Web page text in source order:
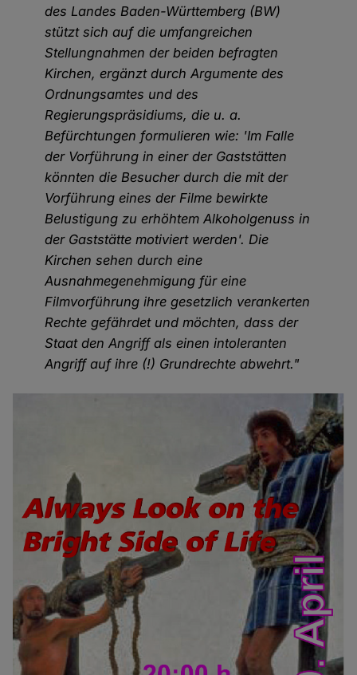
des Landes Baden-Württemberg (BW)
stützt sich auf die umfangreichen
Stellungnahmen der beiden befragten
Kirchen, ergänzt durch Argumente des
Ordnungsamtes und des
Regierungspräsidiums, die u. a.
Befürchtungen formulieren wie: 'Im Falle
der Vorführung in einer der Gaststätten
könnten die Besucher durch die mit der
Vorführung eines der Filme bewirkte
Belustigung zu erhöhtem Alkoholgenuss in
der Gaststätte motiviert werden'. Die
Kirchen sehen durch eine
Ausnahmegenehmigung für eine
Filmvorführung ihre gesetzlich verankerten
Rechte gefährdet und möchten, dass der
Staat den Angriff als einen intoleranten
Angriff auf ihre (!) Grundrechte abwehrt."